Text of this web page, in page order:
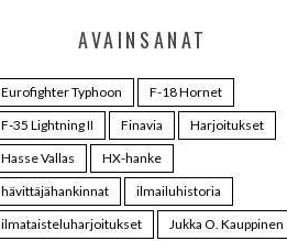
AVAINSANAT
Eurofighter Typhoon
F-18 Hornet
F-35 Lightning II
Finavia
Harjoitukset
Hasse Vallas
HX-hanke
hävittäjähankinnat
ilmailuhistoria
ilmataisteluharjoitukset
Jukka O. Kauppinen